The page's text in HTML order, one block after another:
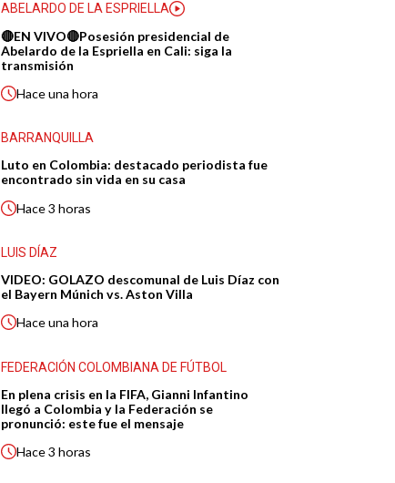
ABELARDO DE LA ESPRIELLA
🔴EN VIVO🔴Posesión presidencial de
Abelardo de la Espriella en Cali: siga la
transmisión
Haceuna hora
BARRANQUILLA
Luto en Colombia: destacado periodista fue
encontrado sin vida en su casa
Hace3 horas
LUIS DÍAZ
VIDEO: GOLAZO descomunal de Luis Díaz con
el Bayern Múnich vs. Aston Villa
Haceuna hora
FEDERACIÓN COLOMBIANA DE FÚTBOL
En plena crisis en la FIFA, Gianni Infantino
llegó a Colombia y la Federación se
pronunció: este fue el mensaje
Hace3 horas